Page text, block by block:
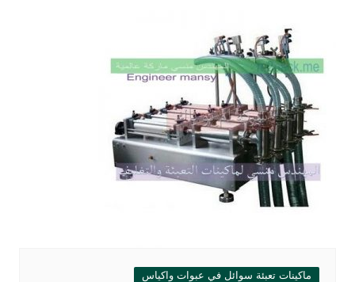
ماكينات تعبئة سوائل في عبوات واكياس